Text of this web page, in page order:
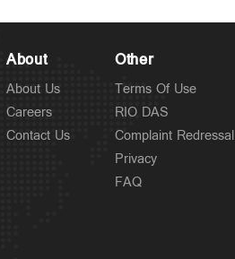
About
About Us
Careers
Contact Us
Other
Terms Of Use
RIO DAS
Complaint Redressal
Privacy
FAQ